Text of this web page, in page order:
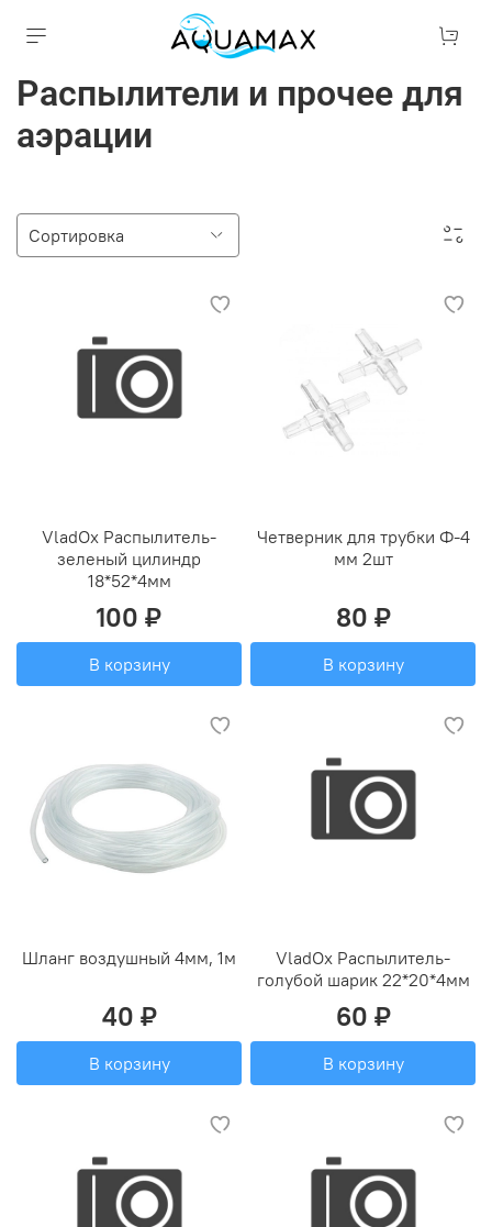
Распылители и прочее для
аэрации
VladOx Распылитель-
зеленый цилиндр
18*52*4мм
100 ₽
В корзину
Четверник для трубки Ф-4
мм 2шт
80 ₽
В корзину
Шланг воздушный 4мм, 1м
40 ₽
В корзину
VladOx Распылитель-
голубой шарик 22*20*4мм
60 ₽
В корзину